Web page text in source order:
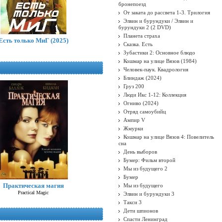
только МиГ (2025)
Практическая магия
Practical Magic
бронепоезд
От заката до рассвета 1-3. Трилогия
Элвин и бурундуки / Элвин и
бурундуки 2 (2 DVD)
Планета страха
Сказка. Есть
Зубастики 2: Основное блюдо
Кошмар на улице Вязов (1984)
Человек-паук. Квадрология
Блиндаж (2024)
Груз 200
Люди Икс 1-12: Коллекция
Огниво (2024)
Отряд самоубийц
Ампир V
Жмурки
Кошмар на улице Вязов 4: Повелитель
сна
День выборов
Бумер: Фильм второй
Мы из будущего 2
Бумер
Мы из будущего
Элвин и бурундуки 3
Такси 3
Дети шпионов
Спасти Ленинград